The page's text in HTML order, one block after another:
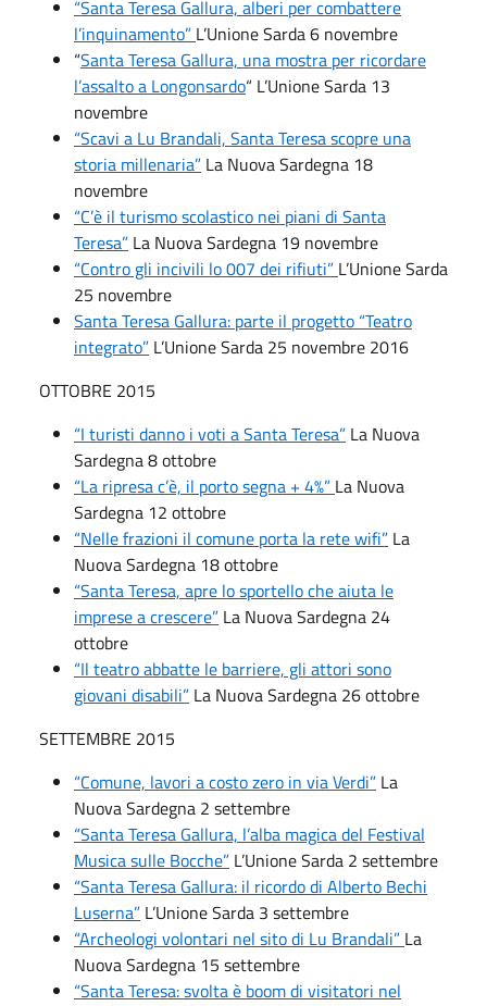
“Santa Teresa Gallura, alberi per combattere
l’inquinamento” L’Unione Sarda 6 novembre
“Santa Teresa Gallura, una mostra per ricordare
l’assalto a Longonsardo“ L’Unione Sarda 13
novembre
“Scavi a Lu Brandali, Santa Teresa scopre una
storia millenaria” La Nuova Sardegna 18
novembre
“C’è il turismo scolastico nei piani di Santa
Teresa” La Nuova Sardegna 19 novembre
“Contro gli incivili lo 007 dei rifiuti” L’Unione Sarda
25 novembre
Santa Teresa Gallura: parte il progetto “Teatro
integrato” L’Unione Sarda 25 novembre 2016
OTTOBRE 2015
“I turisti danno i voti a Santa Teresa” La Nuova
Sardegna 8 ottobre
“La ripresa c’è, il porto segna + 4%” La Nuova
Sardegna 12 ottobre
“Nelle frazioni il comune porta la rete wifi” La
Nuova Sardegna 18 ottobre
“Santa Teresa, apre lo sportello che aiuta le
imprese a crescere” La Nuova Sardegna 24
ottobre
“Il teatro abbatte le barriere, gli attori sono
giovani disabili” La Nuova Sardegna 26 ottobre
SETTEMBRE 2015
“Comune, lavori a costo zero in via Verdi” La
Nuova Sardegna 2 settembre
“Santa Teresa Gallura, l’alba magica del Festival
Musica sulle Bocche” L’Unione Sarda 2 settembre
“Santa Teresa Gallura: il ricordo di Alberto Bechi
Luserna” L’Unione Sarda 3 settembre
“Archeologi volontari nel sito di Lu Brandali” La
Nuova Sardegna 15 settembre
“Santa Teresa: svolta è boom di visitatori nel